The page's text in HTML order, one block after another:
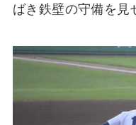
ばき鉄壁の守備を